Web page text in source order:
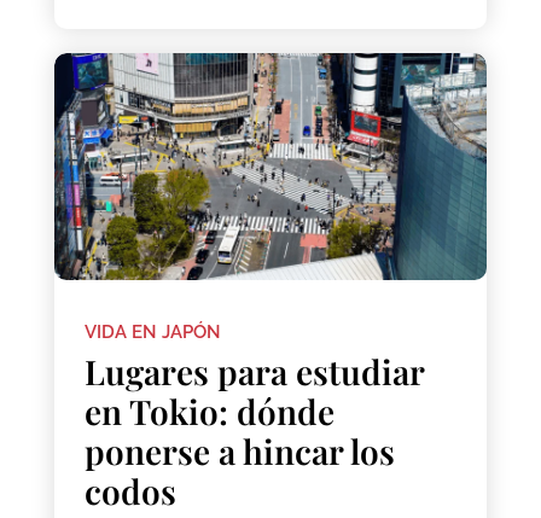
VIDA EN JAPÓN
Lugares para estudiar
en Tokio: dónde
ponerse a hincar los
codos